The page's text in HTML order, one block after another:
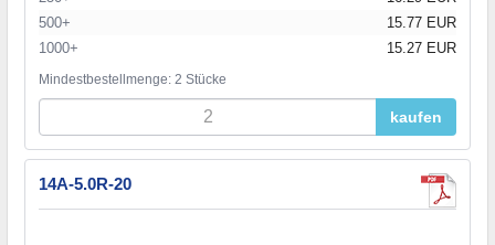
500+
15.77 EUR
1000+
15.27 EUR
Mindestbestellmenge: 2 Stücke
kaufen
14A-5.0R-20